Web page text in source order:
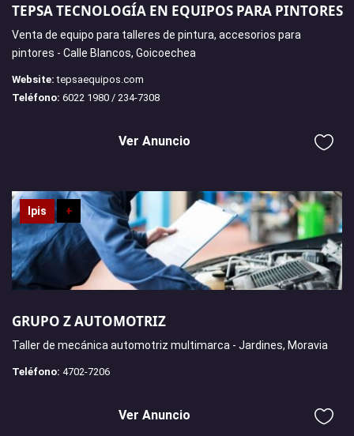
TEPSA TECNOLOGÍA EN EQUIPOS PARA PINTORES
Venta de equipo para talleres de pintura, accesorios para
pintores - Calle Blancos, Goicoechea
Website: tepsaequipos.com
Teléfono: 6022 1980 / 234-7308
Ver Anuncio
Ipis +
GRUPO Z AUTOMOTRIZ
Taller de mecánica automotriz multimarca - Jardines, Moravia
Teléfono: 4702-7206
Ver Anuncio